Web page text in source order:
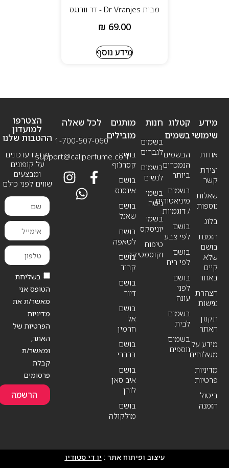
מבית Dr Vranjes - דר וורנגס
₪ 69.00
מידע נוסף
מידע
שימושי
אודות
יצירת
קשר
שאלות
נוספות
בלוג
הזמנת
בושם
שלא
קיים
באתר
הצהרת
נגישות
תקנון
האתר
מידע על
משלוחים
מדיניות
פרטיות
ביטול
הזמנה
חנות
בשמים
לגברים
בשמים
לנשים
בשמי
נישה
בשמי
יוניסקס
טיפוח
וקוסמטיקה
קטלוג
בשמים
הבשמים
הנמכרים
ביותר
בשמים
מיניאטורים
/ דוגמיות
בושם
לפי צבע
בושם
לפי ריח
בושם
לפני
עונה
בשמים
לבית
בשמים
נוספים
מותגים
מובילים
בושם
קסרג’וף
בושם
אינסנס
בושם
שאנל
בושם
לטאפה
בושם
קריד
בושם
דיור
בושם
אל
חרמין
בושם
ברברי
בושם
איב סאן
לורן
בושם
מולקולה
לכל שאלה
1-700-507-060
support@callperfume.co.il
הצטרפו
למועדון
ההטבות שלנו
וקבלו עדכונים
על קופונים
ומבצעים
שווים לפני כולם
בשליחת
הטופס אני
מאשר/ת את
מדיניות
הפרטיות של
האתר,
ומאשר/ת
קבלת
פרסומים
הרשמה
עיצוב ופיתוח אתר : יו די סטודיו